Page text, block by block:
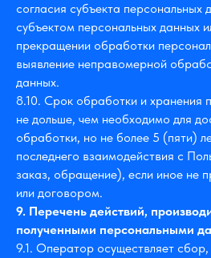
согласия субъекта персональных
субъектом персональных данных
прекращении обработки
выявление неправомерной
данных.
8.10. Срок обработки и хранения
не дольше, чем необходимо для
обработки, но не более 5 (пяти)
последнего взаимодействия с
заказ, обращение), если иное не
или договором.
9. Перечень действий,
полученными персональными
9.1. Оператор осуществляет сбор,